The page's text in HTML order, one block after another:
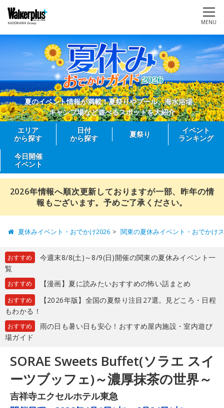
MENU
夏のイベント情報が満載！夏祭りやプール、海水浴場、
キャンプ場など遊べるスポットを大紹介
エリア
から探す
日付
から探す
夏祭り
イベント
ランキング
今日開催
イベント
2026年情報へ順次更新しておりますが一部、昨年の情
報もございます。予めご了承ください。
夏休みイベント・おでかけ2026 関東の夏休みイベント・おでかけ
おすすめ
今週末8/8(土)～8/9(日)開催の関東の夏休みイベント一
覧
おすすめ 【漫画】夏に読みたいおすすめの怖い話まとめ
おすすめ
【2026年版】全国の夏祭り注目27選。見どころ・日程
もわかる！
おすすめ
雨の日も暑い日も安心！おすすめ屋内施設・室内遊び
場ガイド
SORAE Sweets Buffet(ソラエ スイ
ーツブッフェ)～濃厚抹茶の世界～
吉祥寺エクセルホテル東急